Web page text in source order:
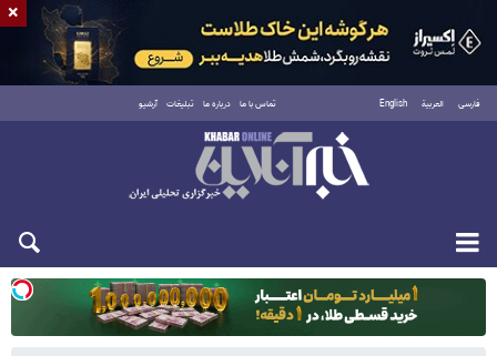
فارسی العربية English تماس با ما درباره ما تبلیغات آرشیو
یکشنبه ۱۸ مرداد ۱۴۰۵
×